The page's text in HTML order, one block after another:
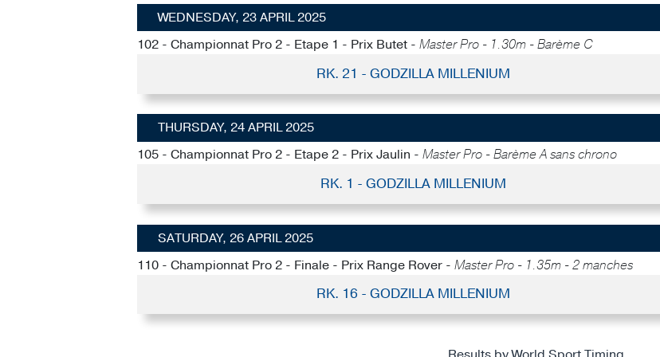
WEDNESDAY, 23 APRIL 2025
102 - Championnat Pro 2 - Etape 1 - Prix Butet - Master Pro - 1.30m - Barème C
RK. 21 - GODZILLA MILLENIUM
THURSDAY, 24 APRIL 2025
105 - Championnat Pro 2 - Etape 2 - Prix Jaulin - Master Pro - Barème A sans chrono
RK. 1 - GODZILLA MILLENIUM
SATURDAY, 26 APRIL 2025
110 - Championnat Pro 2 - Finale - Prix Range Rover - Master Pro - 1.35m - 2 manches
RK. 16 - GODZILLA MILLENIUM